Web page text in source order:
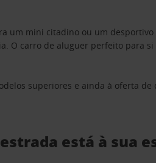
um mini citadino ou um
O carro de aluguer perfeito para
superiores e ainda à oferta de
está à sua